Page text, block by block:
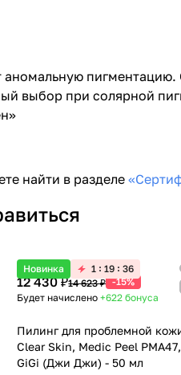
выбор при солярной
найти в разделе
Новинка 1 19 36
12 430 ₽14 623 ₽ -15%
Будет начислено +622 бонуса
Пилинг для проблемной
Clear Skin, Medic Peel PMA47,
GiGi (Джи Джи) - 50 мл